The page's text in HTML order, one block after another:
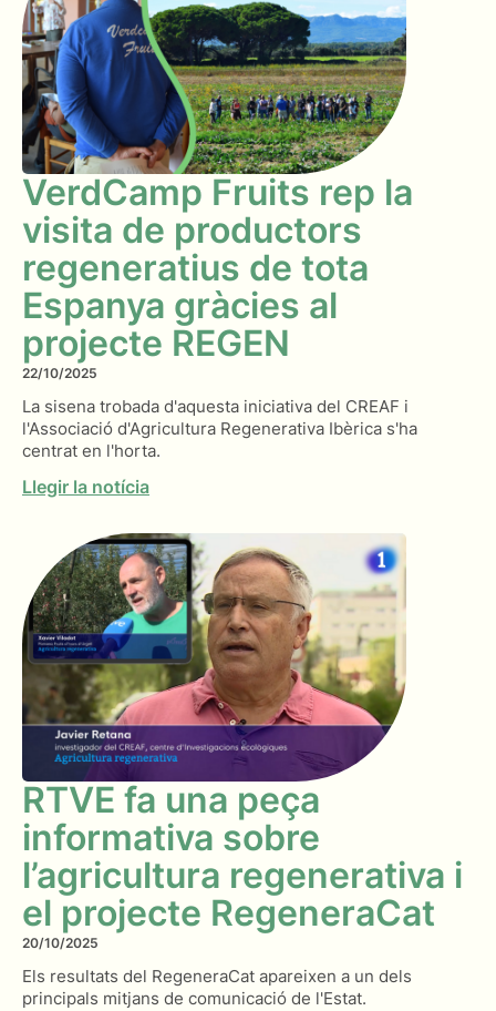
VerdCamp Fruits rep la
visita de productors
regeneratius de tota
Espanya gràcies al
projecte REGEN
22/10/2025
La sisena trobada d'aquesta iniciativa del CREAF i
l'Associació d'Agricultura Regenerativa Ibèrica s'ha
centrat en l'horta.
Llegir la notícia
RTVE fa una peça
informativa sobre
l’agricultura regenerativa i
el projecte RegeneraCat
20/10/2025
Els resultats del RegeneraCat apareixen a un dels
principals mitjans de comunicació de l'Estat.